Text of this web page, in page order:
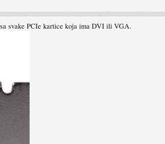
svake PCIe kartice koja ima DVI ili VGA.